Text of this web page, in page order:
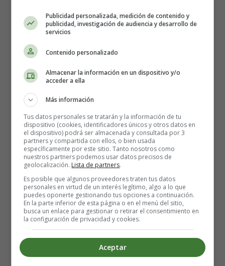
La Fuente de la Alegría -
Poesías religiosas navidad
laVirgen y San José
pues María monta en él.
Llamandode casa en casa,
no encuentran donde quedarse:
están por gente ocupadas,
que vienen a empadronarse.
San José, firme y sereno,
va fuera de la ciudad,
buscando el abrigo cierto
de cueva donde acampar.
Alegre canta María,
pues sabe que en este día
va a nacer el Redentor;
Publicidad personalizada, medición de contenido y
publicidad, investigación de audiencia y desarrollo de
servicios
Contenido personalizado
Almacenar la información en un dispositivo y/o
acceder a ella
Más información
Tus datos personales se tratarán y la información de tu
dispositivo (cookies, identificadores únicos y otros datos en
el dispositivo) podrá ser almacenada y consultada por 3
partners y compartida con ellos, o bien usada
específicamente por este sitio. Tanto nosotros como
nuestros partners podemos usar datos precisos de
geolocalización. Lista de partners.
Es posible que algunos proveedores traten tus datos
personales en virtud de un interés legítimo, algo a lo que
puedes oponerte gestionando tus opciones a continuación.
En la parte inferior de esta página o en el menú del sitio,
busca un enlace para gestionar o retirar el consentimiento en
la configuración de privacidad y cookies.
Aceptar